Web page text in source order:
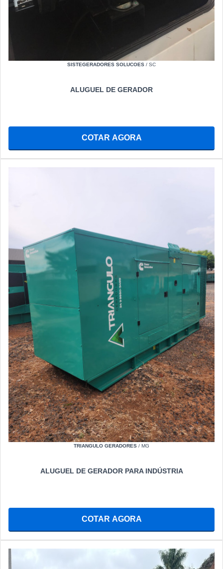
SISTEGERADORES SOLUCOES / SC
ALUGUEL DE GERADOR
COTAR AGORA
TRIANGULO GERADORES / MG
ALUGUEL DE GERADOR PARA INDÚSTRIA
COTAR AGORA